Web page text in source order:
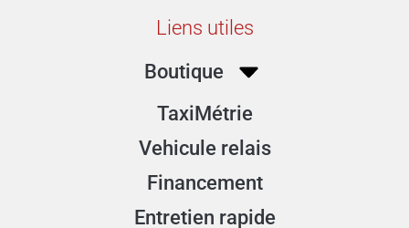
Liens utiles
Boutique
TaxiMétrie
Vehicule relais
Financement
Entretien rapide